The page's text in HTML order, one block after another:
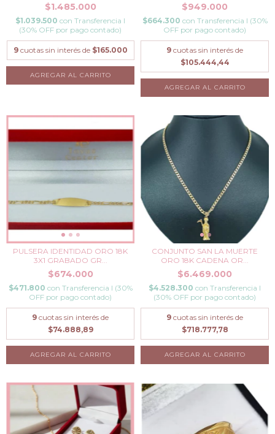
$1.485.000
$1.039.500 con Transferencia I
(30% OFF por pago contado)
9 cuotas sin interés de $165.000
$949.000
$664.300 con Transferencia I (30%
OFF por pago contado)
9 cuotas sin interés de
$105.444,44
PULSERA IDENTIDAD ORO 18K
3X1 GRABADO GR...
$674.000
$471.800 con Transferencia I (30%
OFF por pago contado)
9 cuotas sin interés de
$74.888,89
CONJUNTO SAN LA MUERTE
ORO 18K CADENA OR...
$6.469.000
$4.528.300 con Transferencia I
(30% OFF por pago contado)
9 cuotas sin interés de
$718.777,78